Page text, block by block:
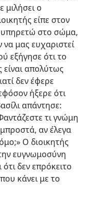
μιλήσει ο
είπε στον
υπηρετώ στο σώμα,
μας ευχαριστεί
εξήγησε ότι το
απολύτως
δεν έφερε
ήξερε ότι
απάντησε:
τι γνώμη
αν έλεγα
Ο διοικητής
ευγνωμοσύνη
δεν επρόκειτο
κάνει με το